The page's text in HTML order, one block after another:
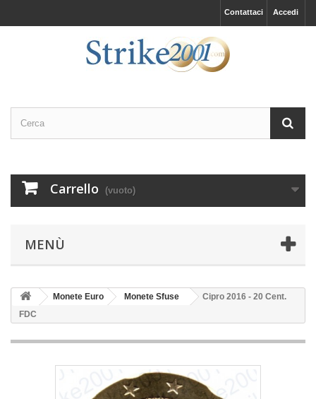
Accedi
Contattaci
Carrello (vuoto)
MENÙ
Monete Euro Monete Sfuse
Cipro 2016 - 20 Cent.
FDC